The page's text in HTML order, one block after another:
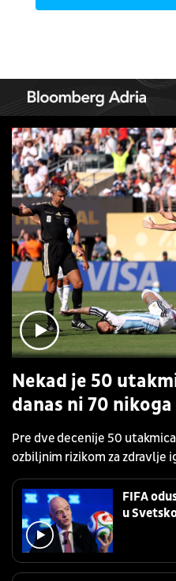
Nekad je 50
danas ni 70
Pre dve decenije 50
ozbiljnim rizikom za zdravlje
FIFA
u